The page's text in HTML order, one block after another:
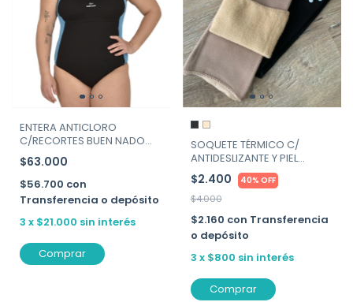
ENTERA ANTICLORO
C/RECORTES BUEN NADO
ART.377
$63.000
$56.700 con
Transferencia o depósito
3 x $21.000 sin interés
Comprar
SOQUETE TÉRMICO C/
ANTIDESLIZANTE Y PIEL
ADENTRO. ART. MAX-MANTI
$2.400 40% OFF
$4.000
$2.160 con Transferencia
o depósito
3 x $800 sin interés
Comprar